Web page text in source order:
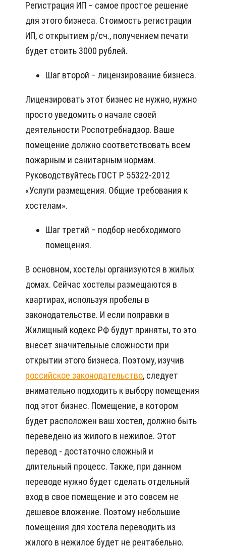
Регистрация ИП – самое простое решение
для этого бизнеса. Стоимость регистрации
ИП, с открытием р/сч., получением печати
будет стоить 3000 рублей.
Шаг второй – лицензирование бизнеса.
Лицензировать этот бизнес не нужно, нужно
просто уведомить о начале своей
деятельности Роспотребнадзор. Ваше
помещение должно соответствовать всем
пожарным и санитарным нормам.
Руководствуйтесь ГОСТ Р 55322-2012
«Услуги размещения. Общие требования к
хостелам».
Шаг третий – подбор необходимого
помещения.
В основном, хостелы организуются в жилых
домах. Сейчас хостелы размещаются в
квартирах, используя пробелы в
законодательстве. И если поправки в
Жилищный кодекс РФ будут приняты, то это
внесет значительные сложности при
открытии этого бизнеса. Поэтому, изучив
российское законодательство, следует
внимательно подходить к выбору помещения
под этот бизнес. Помещение, в котором
будет расположен ваш хостел, должно быть
переведено из жилого в нежилое. Этот
перевод - достаточно сложный и
длительный процесс. Также, при данном
переводе нужно будет сделать отдельный
вход в свое помещение и это совсем не
дешевое вложение. Поэтому небольшие
помещения для хостела переводить из
жилого в нежилое будет не рентабельно.